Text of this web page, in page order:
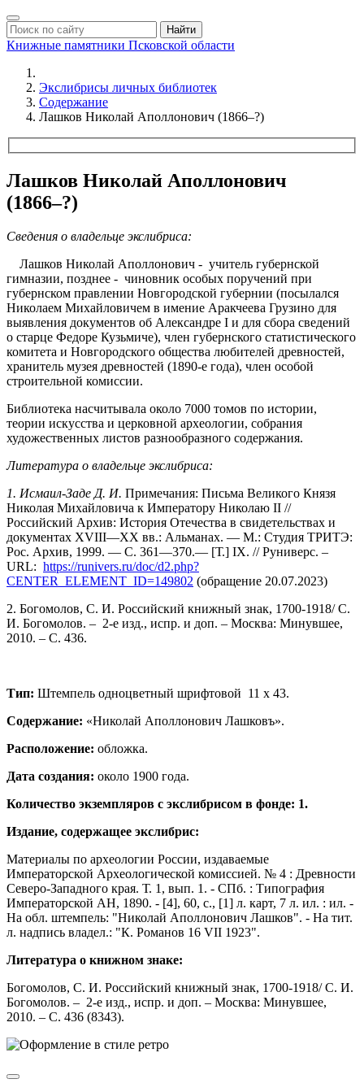
Найти
Книжные памятники Псковской области
Экслибрисы личных библиотек
Содержание
Лашков Николай Аполлонович (1866–?)
Лашков Николай Аполлонович
(1866–?)
Сведения о владельце экслибриса:
Лашков Николай Аполлонович - учитель губернской
гимназии, позднее - чиновник особых поручений при
губернском правлении Новгородской губернии (посылался
Николаем Михайловичем в имение Аракчеева Грузино для
выявления документов об Александре I и для сбора сведений
о старце Федоре Кузьмиче), член губернского статистического
комитета и Новгородского общества любителей древностей,
хранитель музея древностей (1890-е года), член особой
строительной комиссии.
Библиотека насчитывала около 7000 томов по истории,
теории искусства и церковной археологии, собрания
художественных листов разнообразного содержания.
Литература о владельце экслибриса:
1. Исмаил-Заде Д. И. Примечания: Письма Великого Князя
Николая Михайловича к Императору Николаю II //
Российский Архив: История Отечества в свидетельствах и
документах XVIII—XX вв.: Альманах. — М.: Студия ТРИТЭ:
Рос. Архив, 1999. — С. 361—370.— [Т.] IX. // Руниверс. –
URL: https://runivers.ru/doc/d2.php?
CENTER_ELEMENT_ID=149802 (обращение 20.07.2023)
2. Богомолов, С. И. Российский книжный знак, 1700-1918/ С.
И. Богомолов. – 2-е изд., испр. и доп. – Москва: Минувшее,
2010. – С. 436.
Тип: Штемпель одноцветный шрифтовой 11 х 43.
Содержание: «Николай Аполлонович Лашковъ».
Расположение: обложка.
Дата создания: около 1900 года.
Количество экземпляров с экслибрисом в фонде: 1.
Издание, содержащее экслибрис:
Материалы по археологии России, издаваемые
Императорской Археологической комиссией. № 4 : Древности
Северо-Западного края. Т. 1, вып. 1. - СПб. : Типография
Императорской АН, 1890. - [4], 60, с., [1] л. карт, 7 л. ил. : ил. -
На обл. штемпель: "Николай Аполлонович Лашков". - На тит.
л. надпись владел.: "К. Романов 16 VII 1923".
Литература о книжном знаке:
Богомолов, С. И. Российский книжный знак, 1700-1918/ С. И.
Богомолов. – 2-е изд., испр. и доп. – Москва: Минувшее,
2010. – С. 436 (8343).